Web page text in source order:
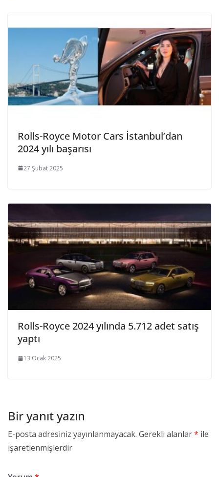
Rolls-Royce Motor Cars İstanbul’dan
2024 yılı başarısı
27 Şubat 2025
Rolls-Royce 2024 yılında 5.712 adet satış
yaptı
13 Ocak 2025
Bir yanıt yazın
E-posta adresiniz yayınlanmayacak. Gerekli alanlar* ile
işaretlenmişlerdir